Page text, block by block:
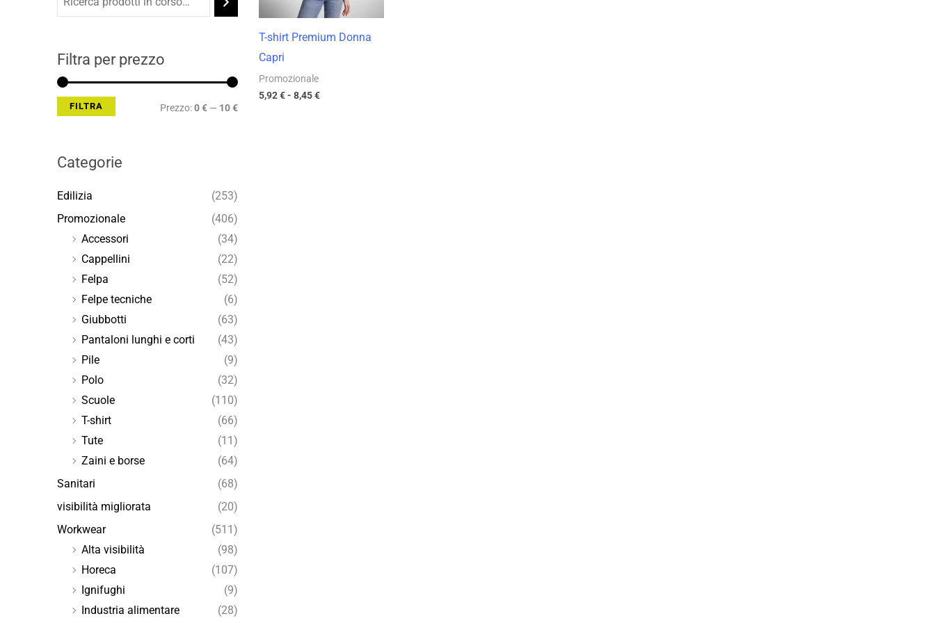
Filtra per prezzo
FILTRA Prezzo:0 €— 10 €
Categorie
Edilizia
(253)
Promozionale
(406)
Accessori
(34)
Cappellini
(22)
Felpa
(52)
Felpe tecniche
(6)
Giubbotti
(63)
Pantaloni lunghi e corti
(43)
Pile
(9)
Polo
(32)
Scuole
(110)
T-shirt
(66)
Tute
(11)
Zaini e borse
(64)
Sanitari
(68)
visibilità migliorata
(20)
Workwear
(511)
Alta visibilità
(98)
Horeca
(107)
Ignifughi
(9)
Industria alimentare
(28)
T-shirt Premium Donna
Capri
Promozionale
5,92€- 8,45€